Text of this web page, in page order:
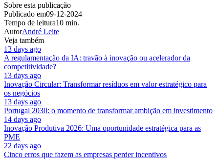
Sobre esta publicação
Publicado em09-12-2024
Tempo de leitura10 min.
AutorAndré Leite
Veja também
13 days ago
A regulamentação da IA: travão à inovação ou acelerador da
competitividade?
13 days ago
Inovação Circular: Transformar resíduos em valor estratégico para
os negócios
13 days ago
Portugal 2030: o momento de transformar ambição em investimento
14 days ago
Inovação Produtiva 2026: Uma oportunidade estratégica para as
PME
22 days ago
Cinco erros que fazem as empresas perder incentivos